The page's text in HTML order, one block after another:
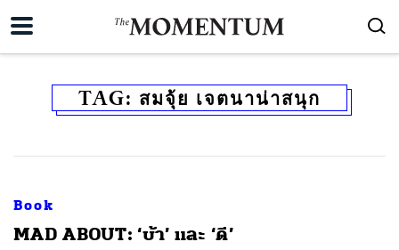
TAG: สมจุ้ย เจตนาน่าสนุก
Book
MAD ABOUT: ‘บ้า’ และ ‘ดี’